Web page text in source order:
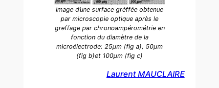
Image d’une surface gréffée obtenue
par microscopie optique après le
greffage par chronoampérométrie en
fonction du diamètre de la
microélectrode: 25µm (fig a), 50µm
(fig b)et 100µm (fig c)
Laurent MAUCLAIRE